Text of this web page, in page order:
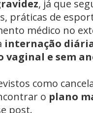
, já que
práticas de
médico no
internação
vaginal e sem
como
o plano
post.